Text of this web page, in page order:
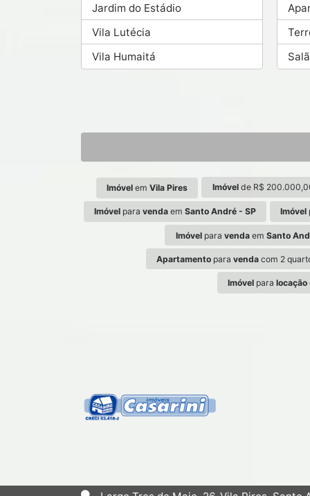
Jardim do Estádio
Vila Lutécia
Vila Humaitá
Imóvel emVila Pires Imóvelde R$
Imóvelpara vendaem Santo André - SP Imóvel
Imóvelpara vendaem Santo
Apartamentopara vendacom 2
Imóvel paralocação